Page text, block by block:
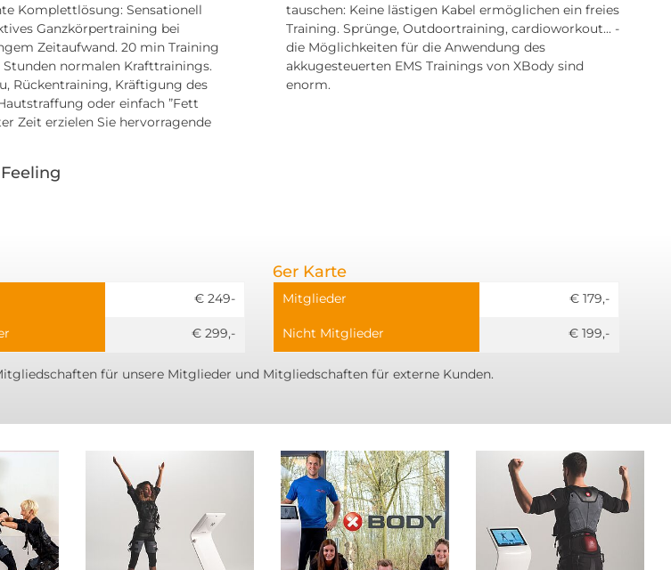
Komplettlösung: Sensationell
Ganzkörpertraining bei
Zeitaufwand. 20 min Training
normalen Krafttrainings.
Rückentraining, Kräftigung des
oder einfach ”Fett
Zeit erzielen Sie hervorragende
tauschen: Keine lästigen Kabel ermöglichen ein freies
Training. Sprünge, Outdoortraining, cardioworkout... -
die Möglichkeiten für die Anwendung des
akkugesteuerten EMS Trainings von XBody sind
enorm.
€ 249-
€ 299,-
6er Karte
Mitglieder € 179,-
Nicht Mitglieder € 199,-
für unsere Mitglieder und Mitgliedschaften für externe Kunden.